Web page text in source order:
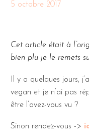
5 octobre 2017
Cet article était à
bien plu je le remets
Il y a quelques jours,
vegan et je n’ai pas
être l’avez-vous vu ?
Sinon rendez-vous ->